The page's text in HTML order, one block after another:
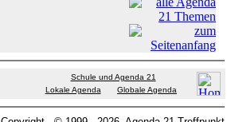
Schule und Agenda 21
Lokale Agenda
Globale Agenda